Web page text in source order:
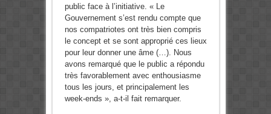
public face à l’initiative. « Le
Gouvernement s’est rendu compte que
nos compatriotes ont très bien compris
le concept et se sont approprié ces lieux
pour leur donner une âme (…). Nous
avons remarqué que le public a répondu
très favorablement avec enthousiasme
tous les jours, et principalement les
week-ends », a-t-il fait remarquer.